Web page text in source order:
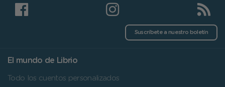
Suscríbete a nuestro boletín
El mundo de Librio
Todo los cuentos personalizados